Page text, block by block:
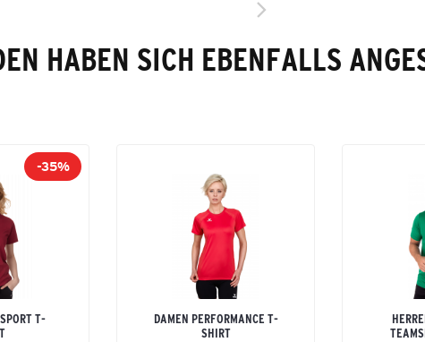
HABEN SICH EBENFALLS
-35%
T-
DAMEN PERFORMANCE T-
SHIRT